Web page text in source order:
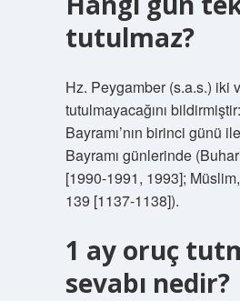
tutulmaz?
Hz. Peygamber (s.a.s.) iki
tutulmayacağını
Bayramı’nın birinci günü
Bayramı günlerinde
[1990-1991, 1993];
139 [1137-1138]).
1 ay oruç
sevabı nedir?